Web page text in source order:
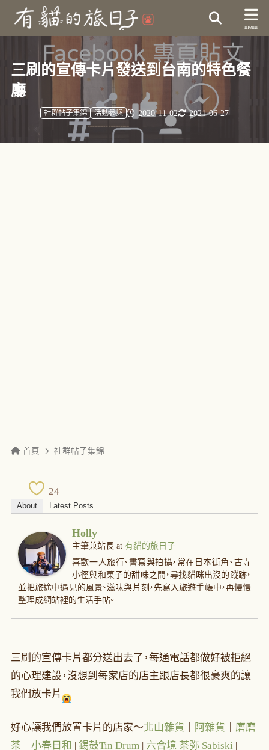
三刷的宣傳卡片發送到台南的特色餐
廳
2020-11-02 2021-06-27
社群帖子集錦 活動參與
首頁 社群帖子集錦
24
About Latest Posts
Holly
主筆兼站長at 有貓的旅日子
喜歡一人旅行、書寫與拍攝，常在日本街角、古寺
小徑與和菓子的甜味之間，尋找貓咪出沒的蹤跡，
並把旅途中遇見的風景、滋味與片刻，先寫入旅遊手帳中，再慢慢
整理成網站裡的生活手帖。
三刷的宣傳卡片都分送出去了，每通電話都做好被拒絕
的心理建設，沒想到每家店的店主跟店長都很豪爽的讓
我們放卡片
好心讓我們放置卡片的店家～北山雜貨 阿雜貨
磨磨
茶
小春日和 | 錫鼓Tin Drum| 六合境 茶弥 Sabiski|